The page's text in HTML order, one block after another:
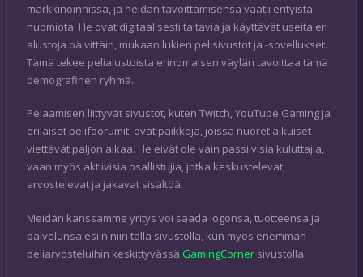
markkinoinnissa, ja heidän tavoittamisensa vaatii erityistä
huomiota. He ovat digitaalisesti taitavia ja käyttävät useita eri
alustoja päivittäin, mukaan lukien pelisivustot ja -sovellukset.
Tämä tekee pelialustoista erinomaisen väylän tavoittaa tämä
demografinen ryhmä.
Pelaamisen liittyvät sivustot, kuten Twitch, YouTube Gaming ja
erilaiset pelifoorumit, ovat paikkoja, joissa nuoret aikuiset
viettävät paljon aikaa. He eivät ole vain passiivisia kuluttajia,
vaan myös aktiivisia osallistujia, jotka keskustelevat,
arvostelevat ja jakavat sisältöä.
Meidän kanssamme yritys voi saada logonsa, tuotteensa ja
palvelunsa esiin niin tällä sivustolla, kun myös enemmän
peliarvosteluihin keskittyvässä GamingCorner sivustolla.